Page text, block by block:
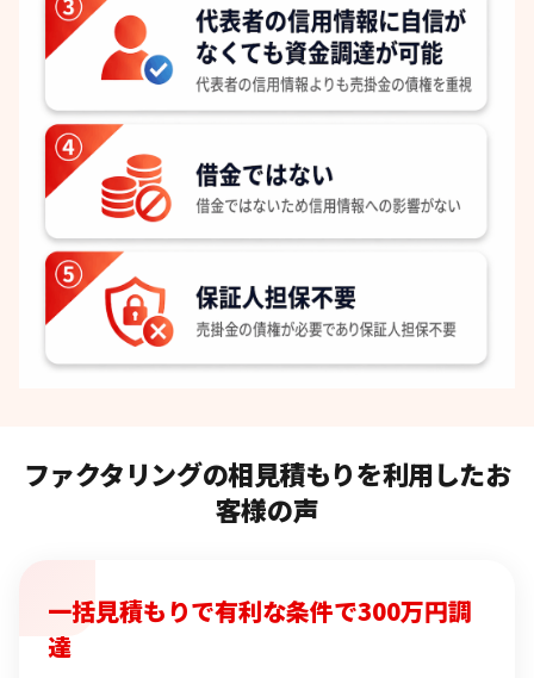
ファクタリングの相見積もりを利用したお
客様の声
一括見積もりで有利な条件で300万円調
達